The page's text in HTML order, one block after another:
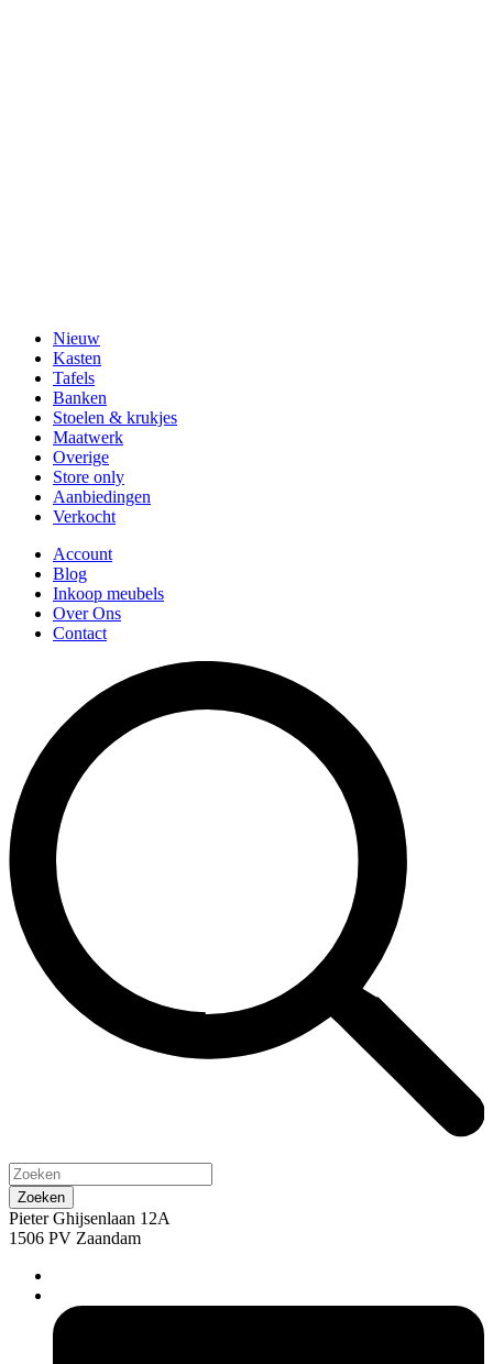
Nieuw
Kasten
Tafels
Banken
Stoelen & krukjes
Maatwerk
Overige
Store only
Aanbiedingen
Verkocht
Account
Blog
Inkoop meubels
Over Ons
Contact
Pieter Ghijsenlaan 12A
1506 PV Zaandam